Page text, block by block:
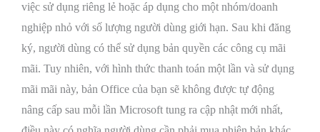
việc sử dụng riêng lẻ hoặc áp dụng cho một nhóm/doanh
nghiệp nhỏ với số lượng người dùng giới hạn. Sau khi đăng
ký, người dùng có thể sử dụng bản quyền các công cụ mãi
mãi. Tuy nhiên, với hình thức thanh toán một lần và sử dụng
mãi mãi này, bản Office của bạn sẽ không được tự động
nâng cấp sau mỗi lần Microsoft tung ra cập nhật mới nhất,